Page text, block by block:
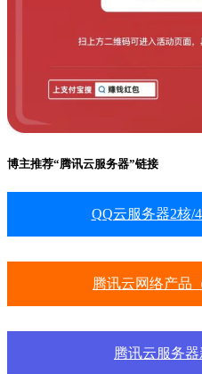
博主推荐“腾讯云服务器”链接
QQ云服务器2核/
腾讯云网络产品
腾讯云服务